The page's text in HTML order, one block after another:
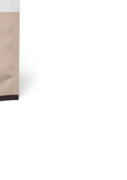
KONTAKTY